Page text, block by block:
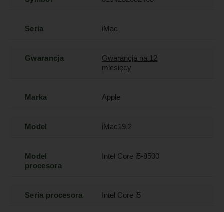
Seria iMac
Gwarancja
Gwarancja na 12
miesięcy
Marka Apple
Model iMac19,2
Model
procesora
Intel Core i5-8500
Seria procesora Intel Core i5